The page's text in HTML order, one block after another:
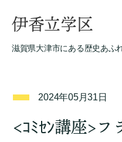
伊香立学区
滋賀県大津市にある歴史あふ
2024年05月31日
<ｺﾐｾﾝ講座>フ